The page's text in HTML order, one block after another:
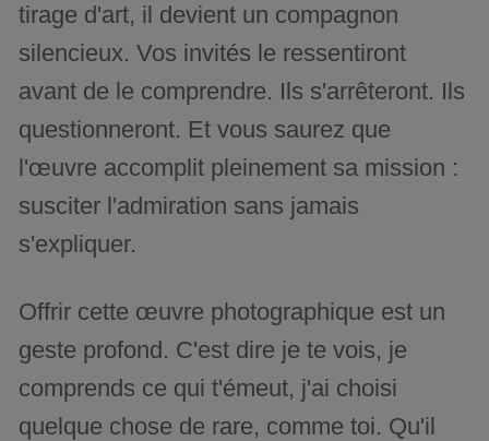
tirage d'art, il devient un compagnon
silencieux. Vos invités le ressentiront
avant de le comprendre. Ils s'arrêteront. Ils
questionneront. Et vous saurez que
l'œuvre accomplit pleinement sa mission :
susciter l'admiration sans jamais
s'expliquer.
Offrir cette œuvre photographique est un
geste profond. C'est dire je te vois, je
comprends ce qui t'émeut, j'ai choisi
quelque chose de rare, comme toi. Qu'il